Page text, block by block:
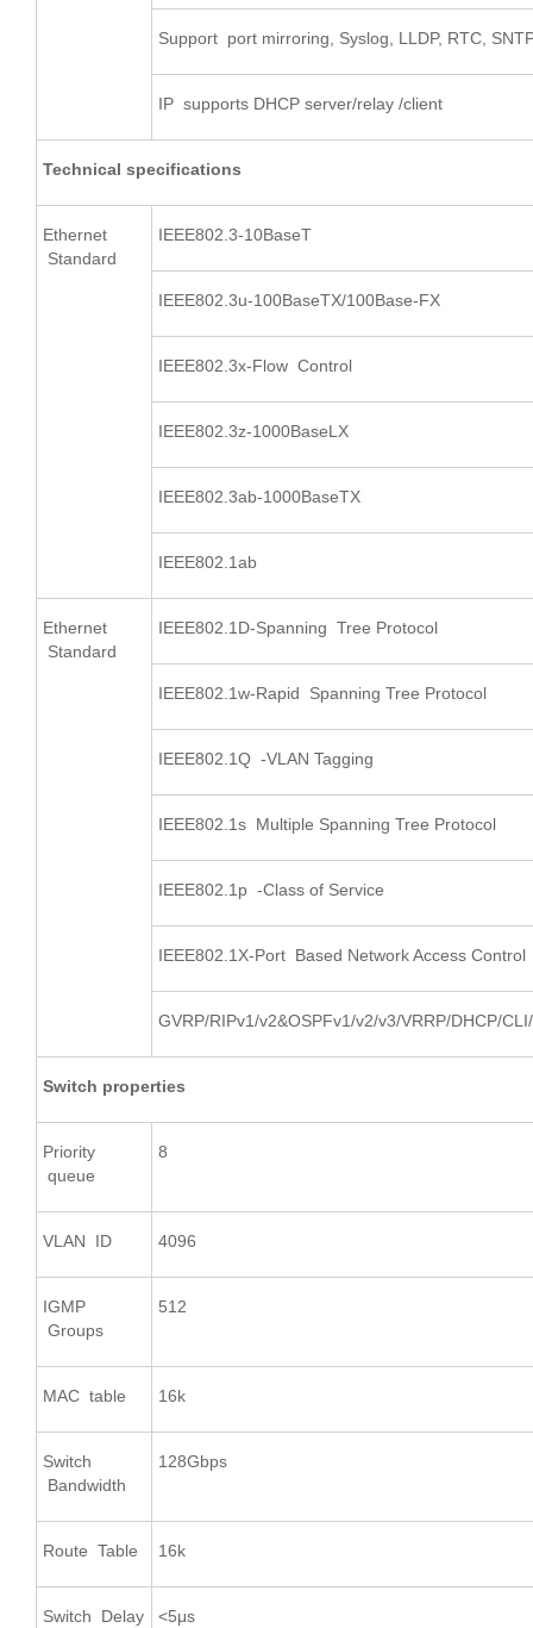
Support port mirroring, Syslog, LLDP, RTC,
IP supports DHCP server/relay /client
Technical specifications
Ethernet
Standard
IEEE802.3-10BaseT
IEEE802.3u-100BaseTX/100Base-FX
IEEE802.3x-Flow Control
IEEE802.3z-1000BaseLX
IEEE802.3ab-1000BaseTX
IEEE802.1ab
Ethernet
Standard
IEEE802.1D-Spanning Tree Protocol
IEEE802.1w-Rapid Spanning Tree Protocol
IEEE802.1Q -VLAN Tagging
IEEE802.1s Multiple Spanning Tree Protocol
IEEE802.1p -Class of Service
IEEE802.1X-Port Based Network Access Control
GVRP/RIPv1/v2&OSPFv1/v2/v3/VRRP/DHCP/
Switch properties
Priority
queue
8
VLAN ID 4096
IGMP
Groups
512
MAC table 16k
Switch
Bandwidth
128Gbps
Route Table 16k
Switch Delay <5μs